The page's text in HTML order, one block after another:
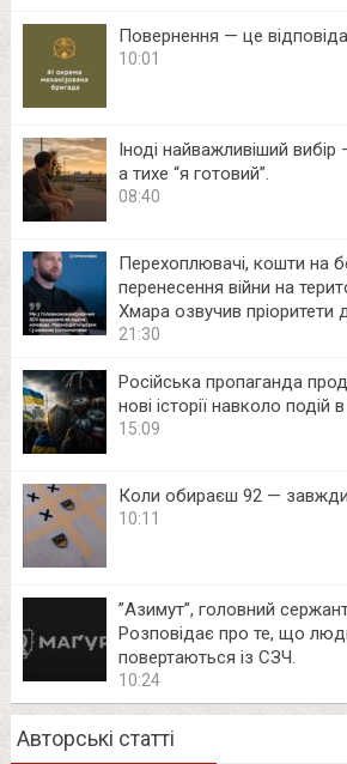
Повернення — це
10:01
Іноді найважливіший
а тихе “я готовий”.
08:40
Перехоплювачі, кошти на
перенесення війни на
Хмара озвучив пріоритети
21:30
Російська пропаганда
нові історії навколо подій в
15:09
Коли обираєш 92 —
10:11
⁨”Азимут”, головний
Розповідає про те, що
повертаються із СЗЧ.
10:24
Авторські статті